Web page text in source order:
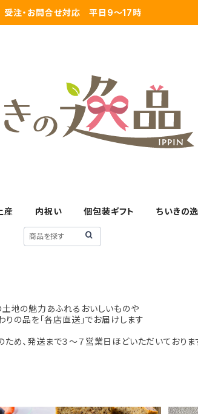
受注・お問合せ対応 平日9～17時
産 内祝い 個包装ギフト ちいきの
土地の魅力あふれるおいしいものや
りの品を「各店直送」でお届けします
め、発送まで３～７営業日ほどいただいておりま